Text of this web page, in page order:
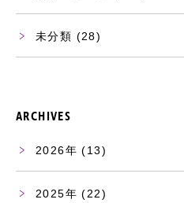
未分類 (28)
ARCHIVES
2026 (13)
2025 (22)